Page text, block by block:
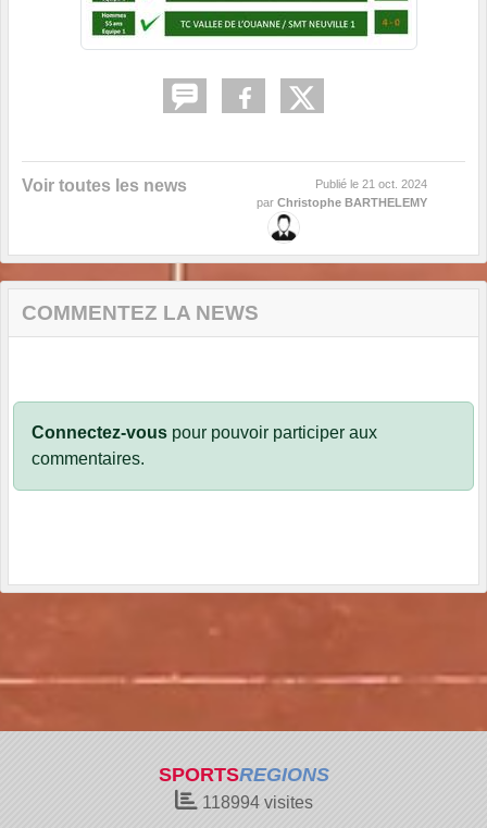
Voir toutes les news Publié le 21 oct. 2024
par Christophe BARTHELEMY
COMMENTEZ LA NEWS
Connectez-vous pour pouvoir participer aux
commentaires.
SPORTSREGIONS
118994visites